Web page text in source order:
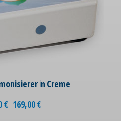
in Creme
€ 169,00€